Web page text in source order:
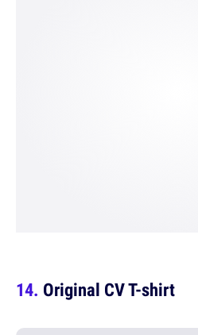
Original CV T-shirt